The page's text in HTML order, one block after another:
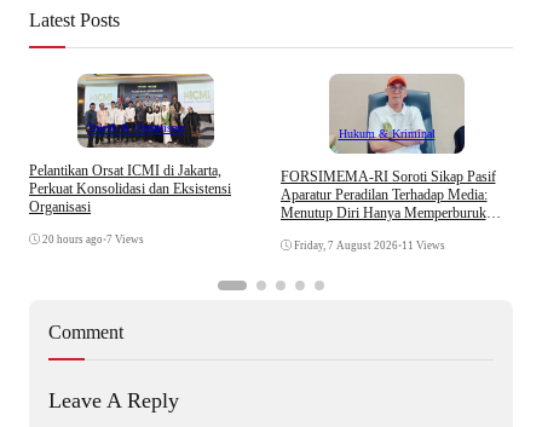
Latest Posts
Tokoh & Organisasi
Pelantikan Orsat ICMI di Jakarta,
Perkuat Konsolidasi dan Eksistensi
Organisasi
20 hours ago •7 Views
Hukum & Kriminal
​FORSIMEMA-RI Soroti Sikap Pasif
Aparatur Peradilan Terhadap Media:
Menutup Diri Hanya Memperburuk
Friday, 7 August 2026•11 Views
Comment
Leave A Reply